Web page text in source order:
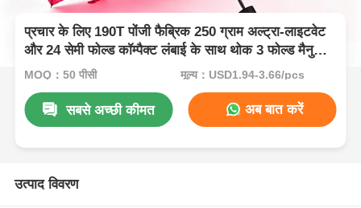
प्रचार के लिए 190T पोंजी फैब्रिक 250 ग्राम अल्ट्रा-लाइटवेट
और 24 सेमी फोल्ड कॉम्पैक्ट लंबाई के साथ थोक 3 फोल्ड मैनुअल
छाता
MOQ：50 पीसी मूल्य：USD1.94-3.66/pcs
सबसे अच्छी कीमत अब बात करें
उत्पाद विवरण